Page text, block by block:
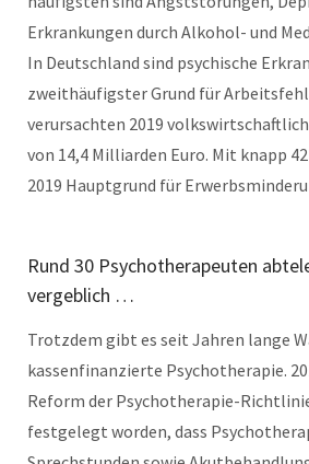
Erkrankungen durch Alkohol- und
In Deutschland sind psychische
zweithäufigster Grund für
verursachten 2019
von 14,4 Milliarden Euro. Mit knapp
2019 Hauptgrund für
Rund 30 Psychotherapeuten
vergeblich …
Trotzdem gibt es seit Jahren lange
kassenfinanzierte Psychotherapie.
Reform der Psychotherapie-
festgelegt worden, dass